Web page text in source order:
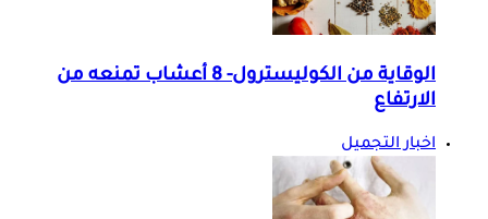
الوقاية من الكوليسترول- 8 أعشاب تمنعه من
الارتفاع
اخبار التجميل